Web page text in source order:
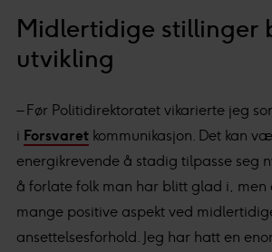
Midlertidige stillinger
utvikling
– Før Politidirektoratet vikarierte jeg
i Forsvaret kommunikasjon. Det kan
energikrevende å stadig tilpasse seg
å forlate folk man har blitt glad i, men
mange positive aspekt ved
ansettelsesforhold. Jeg har hatt en